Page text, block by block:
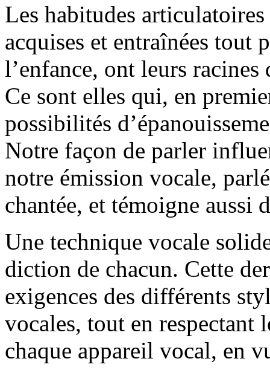
Les habitudes
acquises et entraînées tout
l’enfance, ont leurs racines
Ce sont elles qui, en
possibilités
Notre façon de parler
notre émission vocale,
chantée, et témoigne aussi
Une technique vocale
diction de chacun. Cette
exigences des différents
vocales, tout en
chaque appareil vocal, en